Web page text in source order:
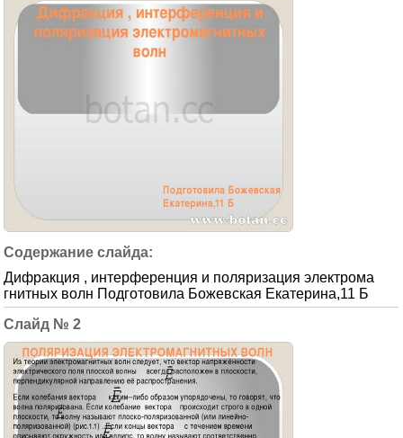
Дифракция , интерференция и поляризация электрома
гнитных волн Подготовила Божевская Екатерина,11 Б
2